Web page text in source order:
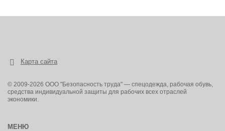
Карта сайта
© 2009-2026 ООО "Безопасность труда" — спецодежда, рабочая обувь,
средства индивидуальной защиты для рабочих всех отраслей
экономики.
МЕНЮ